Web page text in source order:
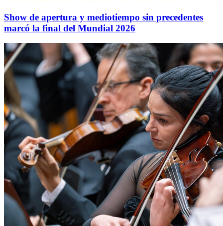
Show de apertura y mediotiempo sin precedentes
marcó la final del Mundial 2026